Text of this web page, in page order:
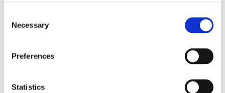
Selection
Necessary
Preferences
Statistics
torr hy uppstår.